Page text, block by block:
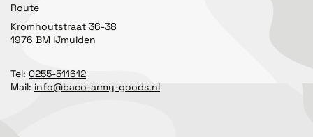
Route
Kromhoutstraat 36-38
1976 BM IJmuiden
Tel: 0255-511612
Mail: info@baco-army-goods.nl